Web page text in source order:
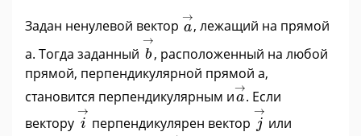
Задан ненулевой вектор
→
a
a→
, лежащий на прямой
а. Тогда заданный
→
b
b→
, расположенный на любой
прямой, перпендикулярной прямой а,
становится перпендикулярным и
→
a
a→
. Если
вектору
→
i
i→
перпендикулярен вектор
→
j
j→
или